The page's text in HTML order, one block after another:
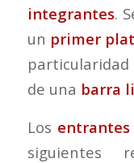
integrantes.
un primer
de una barra
Los entrantes
siguientes